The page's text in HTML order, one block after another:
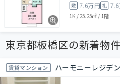
敷 7.6万円礼
1K / 25.25㎡ / 1階
東京都板橋区の新着物件
賃貸マンション ハーモニーレジデ